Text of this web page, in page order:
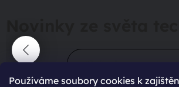
Používáme soubory cookies k